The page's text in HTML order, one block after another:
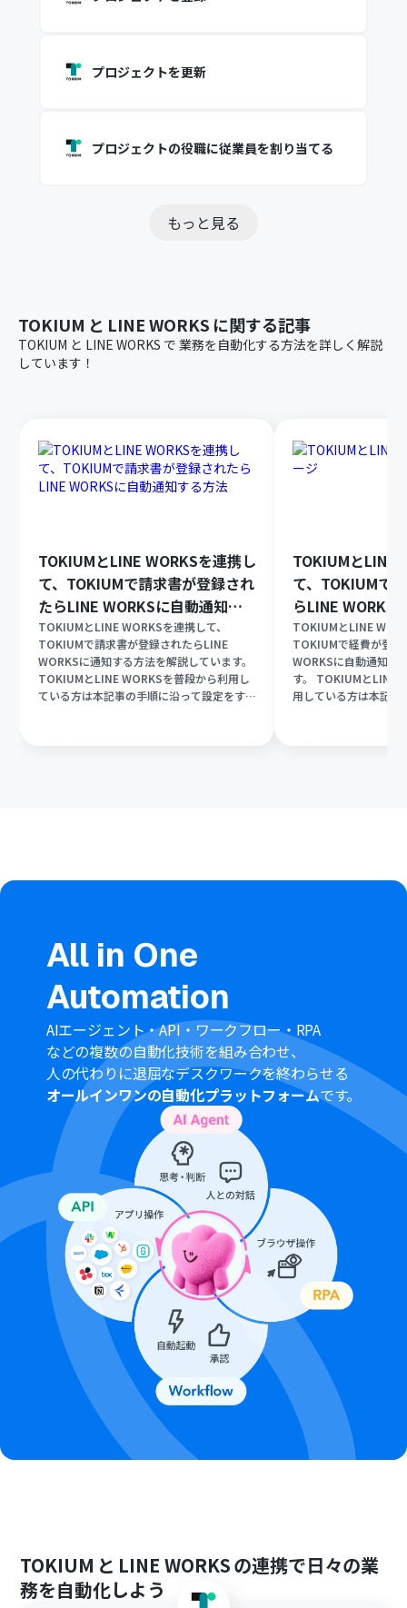
プロジェクトを更新
プロジェクトの役職に従業員を割り当てる
もっと見る
TOKIUM と LINE WORKSに関する記事
TOKIUM と LINE WORKS で 業務を自動化する方法を詳しく解説
しています！
TOKIUMとLINE WORKSを連携し
て、TOKIUMで請求書が登録され
たらLINE WORKSに自動通知す
る方法
TOKIUMとLINE WORKSを連携して、
TOKIUMで請求書が登録されたらLINE
WORKSに通知する方法を解説しています。
TOKIUMとLINE WORKSを普段から利用し
ている方は本記事の手順に沿って設定をする
TOKIUMとLINE
て、TOKIUMで
らLINE WORKS
方法
TOKIUMとLINE
TOKIUMで経費が登録
WORKSに自動通知す
す。 TOKIUMとLINE
用している方は本記
All in One
Automation
AIエージェント・API・ワークフロー・RPA
などの複数の自動化技術を組み合わせ、
人の代わりに退屈なデスクワークを終わらせる
オールインワンの自動化プラットフォームです。
TOKIUM と LINE WORKSの連携で日々の業
務を自動化しよう